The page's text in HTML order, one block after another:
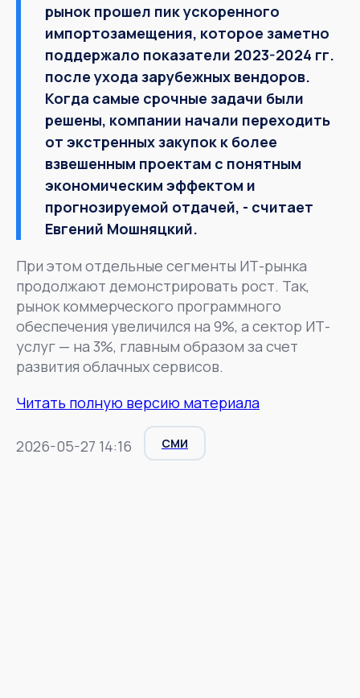
рынок прошел пик ускоренного
импортозамещения, которое заметно
поддержало показатели 2023-2024 гг.
после ухода зарубежных вендоров.
Когда самые срочные задачи были
решены, компании начали переходить
от экстренных закупок к более
взвешенным проектам с понятным
экономическим эффектом и
прогнозируемой отдачей, - считает
Евгений Мошняцкий.
При этом отдельные сегменты ИТ-рынка
продолжают демонстрировать рост. Так,
рынок коммерческого программного
обеспечения увеличился на 9%, а сектор ИТ-
услуг — на 3%, главным образом за счет
развития облачных сервисов.
Читать полную версию материала
2026-05-27 14:16 СМИ